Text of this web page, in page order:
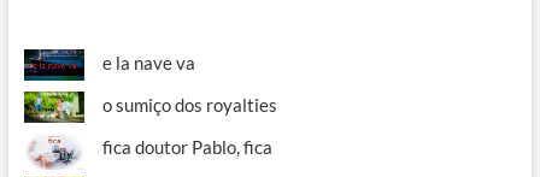
e la nave va
o sumiço dos royalties
fica doutor Pablo, fica